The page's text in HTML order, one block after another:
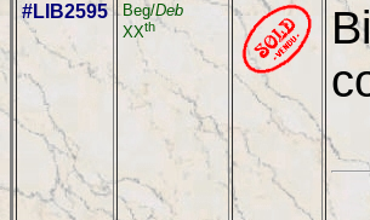
#LIB2595 Beg/Deb
XXth